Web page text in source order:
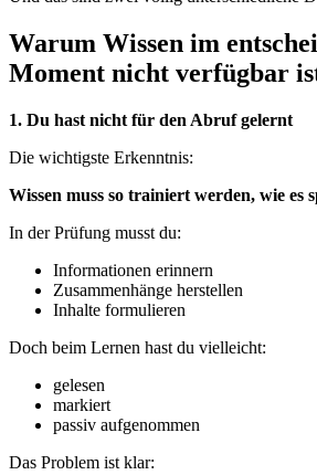
Warum Wissen im
Moment nicht verfügbar
1. Du hast nicht für den Abruf gelernt
Die wichtigste Erkenntnis:
Wissen muss so trainiert werden, wie es
In der Prüfung musst du:
Informationen erinnern
Zusammenhänge herstellen
Inhalte formulieren
Doch beim Lernen hast du vielleicht:
gelesen
markiert
passiv aufgenommen
Das Problem ist klar: